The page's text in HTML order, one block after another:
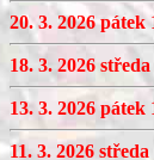
20. 3. 2026 pátek
18. 3. 2026
13. 3. 2026 pátek
11. 3. 2026 středa